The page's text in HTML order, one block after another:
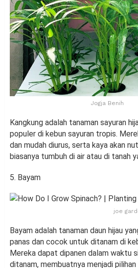
Jogja Benih
Kangkung adalah tanaman sayuran
populer di kebun sayuran tropis.
dan mudah diurus, serta kaya akan
biasanya tumbuh di air atau di tanah
5. Bayam
joe
Bayam adalah tanaman daun hijau
panas dan cocok untuk ditanam di
Mereka dapat dipanen dalam waktu
ditanam, membuatnya menjadi